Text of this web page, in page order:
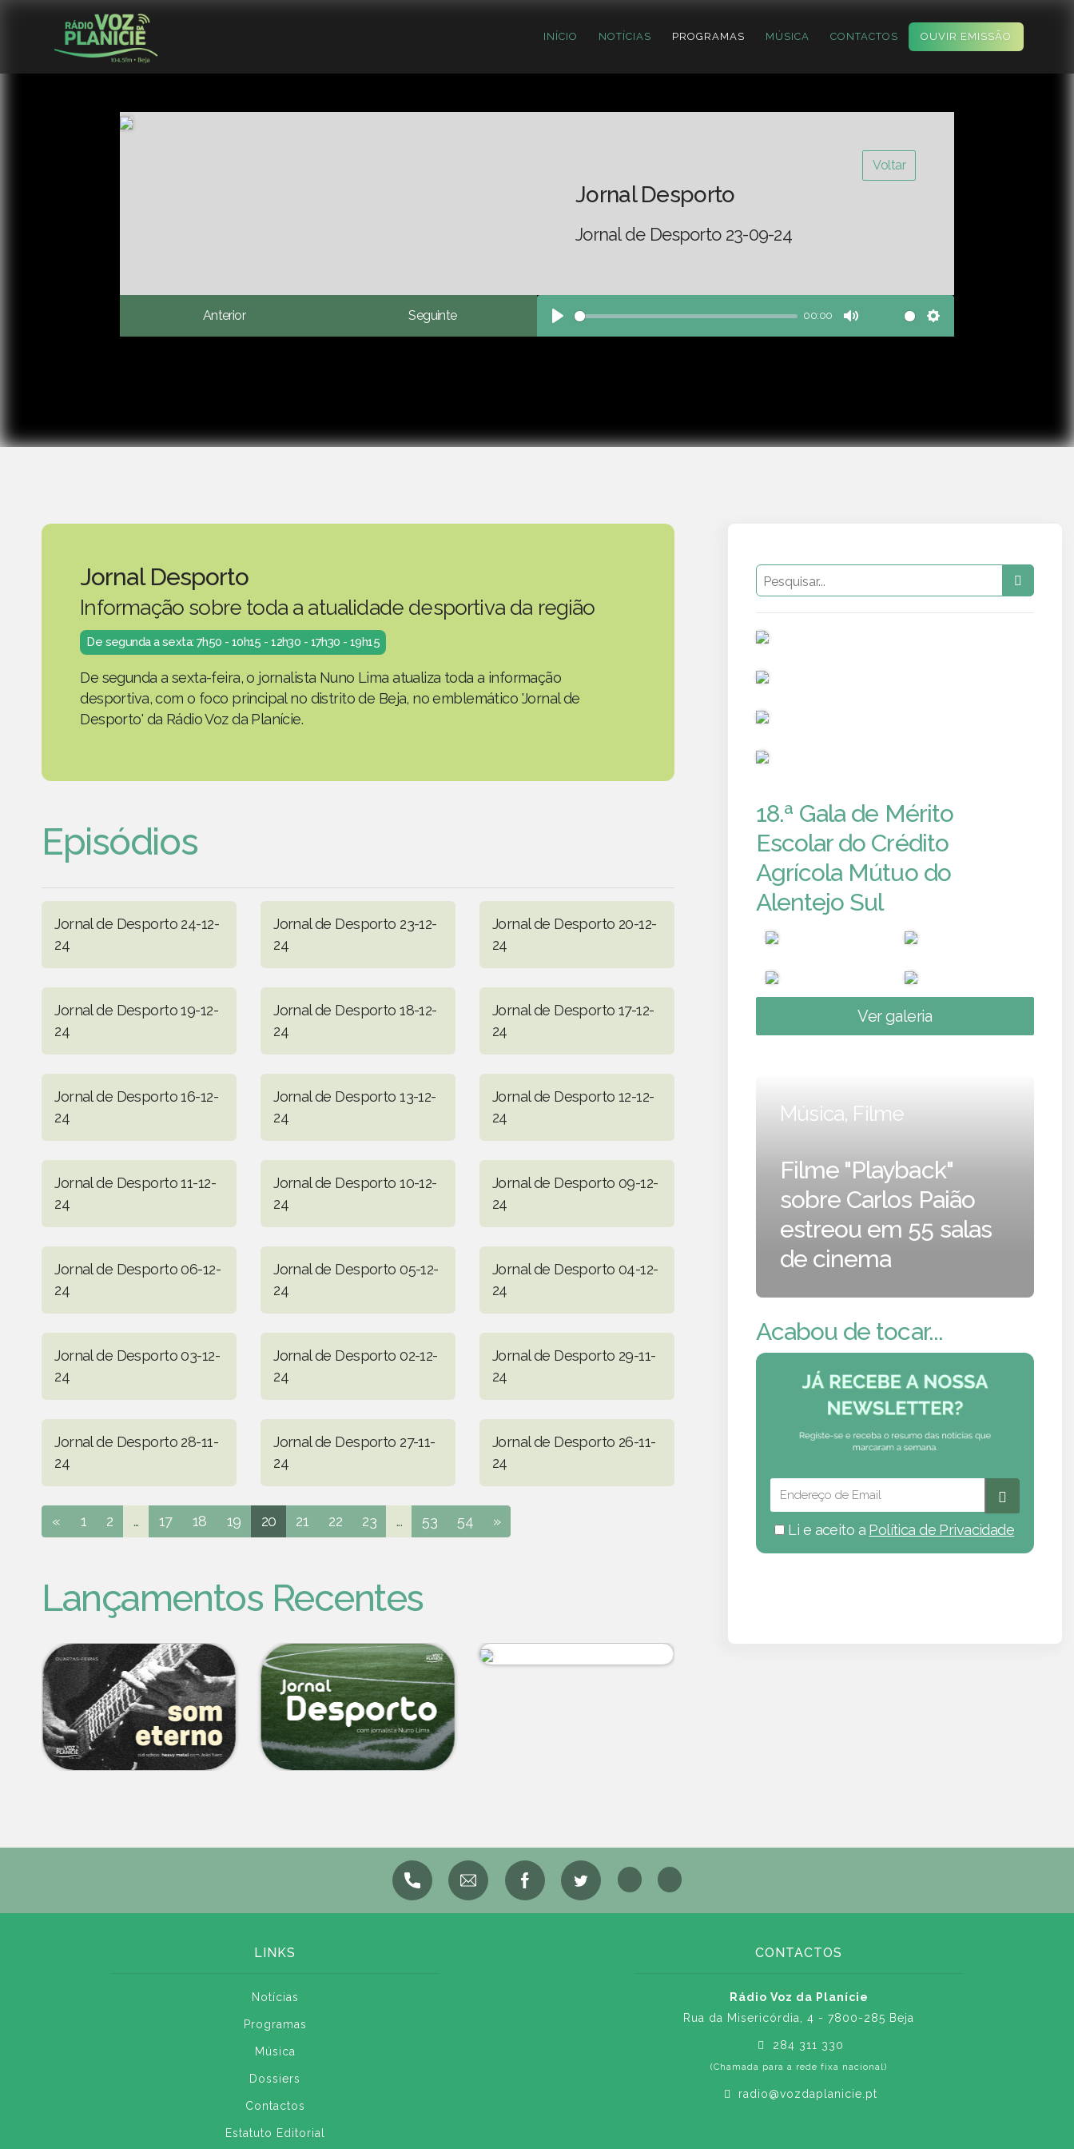
INÍCIO NOTÍCIAS PROGRAMAS MÚSICA CONTACTOS OUVIR EMISSÃO
Voltar
Jornal Desporto
Jornal de Desporto 23-09-24
Anterior Seguinte
Play
00:00
Mute Settings
Jornal Desporto
Informação sobre toda a atualidade desportiva da região
De segunda a sexta: 7h50 - 10h15 - 12h30 - 17h30 - 19h15
De segunda a sexta-feira, o jornalista Nuno Lima atualiza toda a informação
desportiva, com o foco principal no distrito de Beja, no emblemático 'Jornal de
Desporto' da Rádio Voz da Planície.
Episódios
Jornal de Desporto 24-12-
24
Jornal de Desporto 23-12-
24
Jornal de Desporto 20-12-
24
Jornal de Desporto 19-12-
24
Jornal de Desporto 18-12-
24
Jornal de Desporto 17-12-
24
Jornal de Desporto 16-12-
24
Jornal de Desporto 13-12-
24
Jornal de Desporto 12-12-
24
Jornal de Desporto 11-12-
24
Jornal de Desporto 10-12-
24
Jornal de Desporto 09-12-
24
Jornal de Desporto 06-12-
24
Jornal de Desporto 05-12-
24
Jornal de Desporto 04-12-
24
Jornal de Desporto 03-12-
24
Jornal de Desporto 02-12-
24
Jornal de Desporto 29-11-
24
Jornal de Desporto 28-11-
24
Jornal de Desporto 27-11-
24
Jornal de Desporto 26-11-
24
« 1 2 ... 17 18 19 20 21 22 23 ... 53 54 »
Lançamentos Recentes
18.ª Gala de Mérito
Escolar do Crédito
Agrícola Mútuo do
Alentejo Sul
Ver galeria
Música, Filme
Filme "Playback"
sobre Carlos Paião
estreou em 55 salas
de cinema
Acabou de tocar...
Li e aceito a Política de Privacidade
LINKS
Notícias
Programas
Música
Dossiers
Contactos
Estatuto Editorial
CONTACTOS
Rádio Voz da Planície
Rua da Misericórdia, 4 - 7800-285 Beja
284 311 330
(Chamada para a rede fixa nacional)
radio@vozdaplanicie.pt